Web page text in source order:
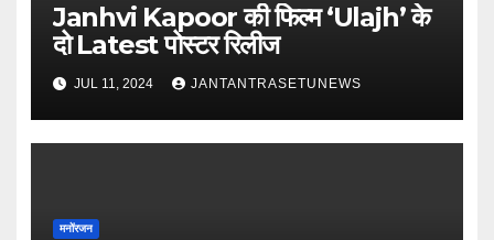
Janhvi Kapoor की फिल्म ‘Ulajh’ के
दो Latest पोस्टर रिलीज
JUL 11, 2024 JANTANTRASETUNEWS
मनोंरजन